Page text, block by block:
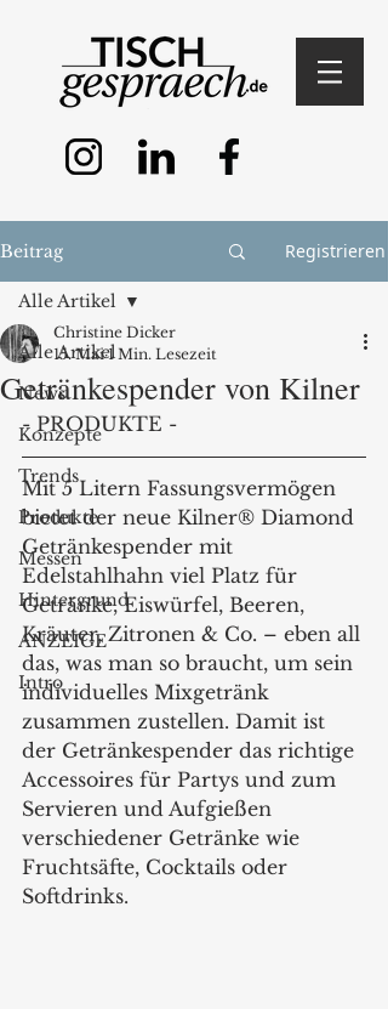
Beitrag Registrieren
Alle Artikel
News
Konzepte
Trends
Produkte
Messen
Hintergrund
ANZEIGE
Intro
Alle Artikel
Getränkespender von Kilner
Christine Dicker
15. Mai 1 Min. Lesezeit
- PRODUKTE -
Mit 5 Litern Fassungsvermögen
bietet der neue Kilner® Diamond
Getränkespender mit
Edelstahlhahn viel Platz für
Getränke, Eiswürfel, Beeren,
Kräuter, Zitronen & Co. – eben all
das, was man so braucht, um sein
individuelles Mixgetränk
zusammen zustellen. Damit ist
der Getränkespender das richtige
Accessoires für Partys und zum
Servieren und Aufgießen
verschiedener Getränke wie
Fruchtsäfte, Cocktails oder
Softdrinks.